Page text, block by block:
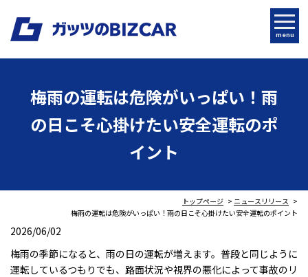
menu
梅雨の運転は危険がいっぱい！雨
の日こそ心掛けたい安全運転のポ
イント
トップページ
ニュースリリース
梅雨の運転は危険がいっぱい！雨の日こそ心掛けたい安全運転のポイント
2026/06/02
梅雨の季節になると、雨の日の運転が増えます。普段と同じように
運転しているつもりでも、路面状況や視界の悪化によって事故のリ